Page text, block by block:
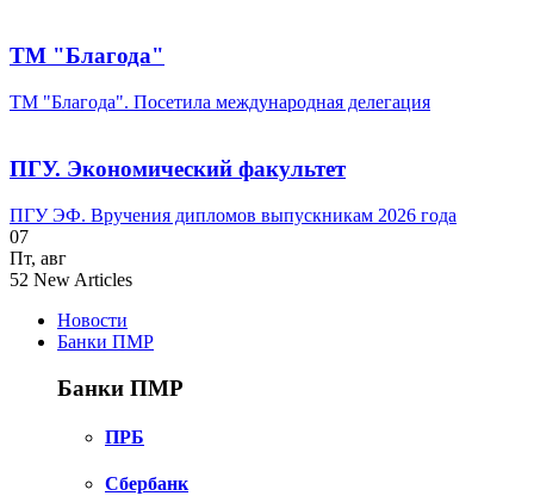
ТМ "Благода"
ТМ "Благода". Посетила международная делегация
ПГУ. Экономический факультет
ПГУ ЭФ. Вручения дипломов выпускникам 2026 года
07
Пт, авг
52 New Articles
Новости
Банки ПМР
Банки ПМР
ПРБ
Сбербанк